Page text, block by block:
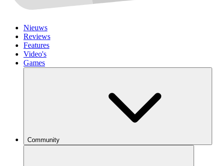
Nieuws
Reviews
Features
Video's
Games
Community